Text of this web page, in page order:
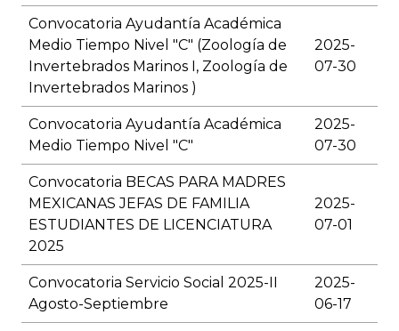
Convocatoria Ayudantía Académica
Medio Tiempo Nivel "C" (Zoología de
Invertebrados Marinos I, Zoología de
Invertebrados Marinos )
2025-
07-30
Convocatoria Ayudantía Académica
Medio Tiempo Nivel "C"
2025-
07-30
Convocatoria BECAS PARA MADRES
MEXICANAS JEFAS DE FAMILIA
ESTUDIANTES DE LICENCIATURA
2025
2025-
07-01
Convocatoria Servicio Social 2025-II
Agosto-Septiembre
2025-
06-17